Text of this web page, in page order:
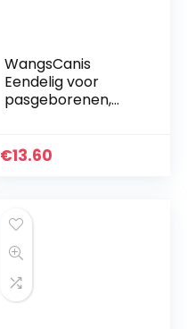
WangsCanis
Eendelig voor
pasgeborenen,
eenhoorn-print,
€13.60